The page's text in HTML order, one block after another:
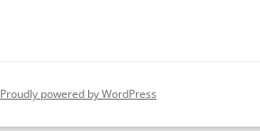
Proudly powered by WordPress